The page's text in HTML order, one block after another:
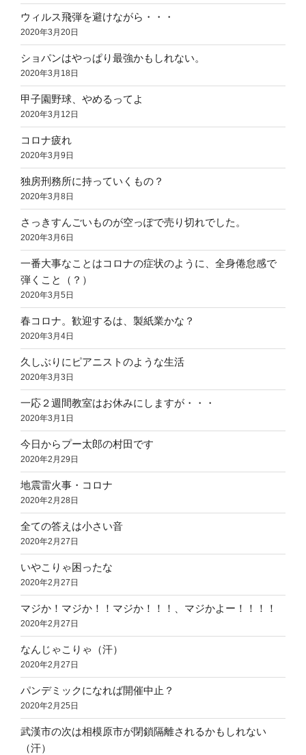
ウィルス飛弾を避けながら・・・
2020年3月20日
ショパンはやっぱり最強かもしれない。
2020年3月18日
甲子園野球、やめるってよ
2020年3月12日
コロナ疲れ
2020年3月9日
独房刑務所に持っていくもの？
2020年3月8日
さっきすんごいものが空っぽで売り切れでした。
2020年3月6日
一番大事なことはコロナの症状のように、全身倦怠感で
弾くこと（？）
2020年3月5日
春コロナ。歓迎するは、製紙業かな？
2020年3月4日
久しぶりにピアニストのような生活
2020年3月3日
一応２週間教室はお休みにしますが・・・
2020年3月1日
今日からプー太郎の村田です
2020年2月29日
地震雷火事・コロナ
2020年2月28日
全ての答えは小さい音
2020年2月27日
いやこりゃ困ったな
2020年2月27日
マジか！マジか！！マジか！！！、マジかよー！！！！
2020年2月27日
なんじゃこりゃ（汗）
2020年2月27日
パンデミックになれば開催中止？
2020年2月25日
武漢市の次は相模原市が閉鎖隔離されるかもしれない
（汗）